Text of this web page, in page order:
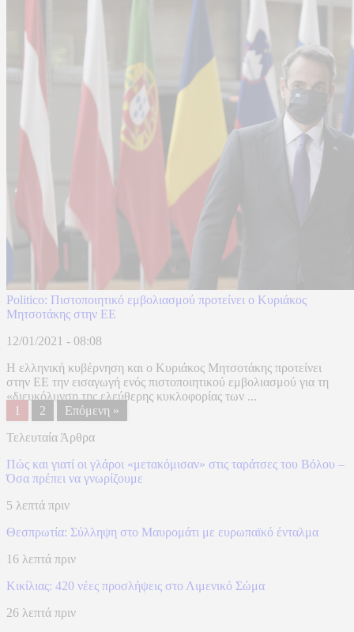
Politico: Πιστοποιητικό εμβολιασμού προτείνει ο Κυριάκος
Μητσοτάκης στην ΕΕ
12/01/2021 - 08:08
Η ελληνική κυβέρνηση και ο Κυριάκος Μητσοτάκης προτείνει
στην ΕΕ την εισαγωγή ενός πιστοποιητικού εμβολιασμού για τη
«διευκόλυνση της ελεύθερης κυκλοφορίας των ...
1
2
Επόμενη »
Τελευταία Άρθρα
Πώς και γιατί οι γλάροι «μετακόμισαν» στις ταράτσες του Βόλου –
Όσα πρέπει να γνωρίζουμε
5 λεπτά πριν
Θεσπρωτία: Σύλληψη στο Μαυρομάτι με ευρωπαϊκό ένταλμα
16 λεπτά πριν
Κικίλιας: 420 νέες προσλήψεις στο Λιμενικό Σώμα
26 λεπτά πριν